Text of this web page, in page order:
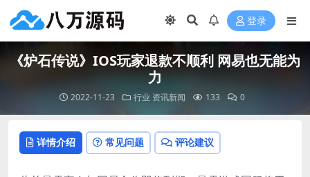
登录
《炉石传说》IOS玩家退款不顺利 网易也无能为
力
2022-11-23 行业 资讯新闻 133 0
详情介绍 常见问题 评论建议